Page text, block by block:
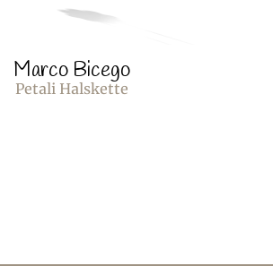
Marco Bicego
Petali Halskette